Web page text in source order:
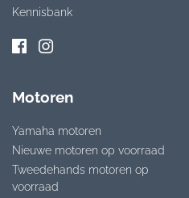
Kennisbank
Motoren
Yamaha motoren
Nieuwe motoren op voorraad
Tweedehands motoren op
voorraad